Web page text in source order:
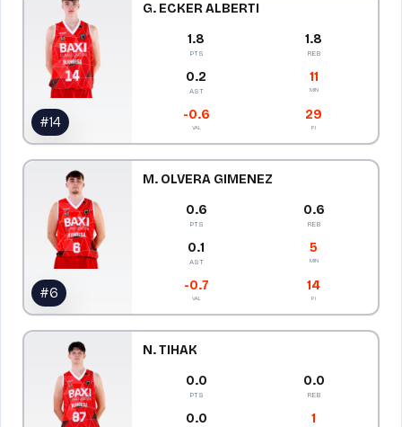
#14
G. ECKER ALBERTI
1.8
PTS
1.8
REB
0.2
AST
11
MIN
-0.6
VAL
29
PJ
#6
M. OLVERA GIMENEZ
0.6
PTS
0.6
REB
0.1
AST
5
MIN
-0.7
VAL
14
PJ
N. TIHAK
0.0
PTS
0.0
REB
0.0 1